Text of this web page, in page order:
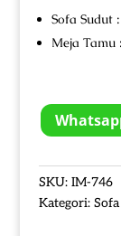
Sofa Sudut
Meja Tamu
SKU: IM-746
Kategori: